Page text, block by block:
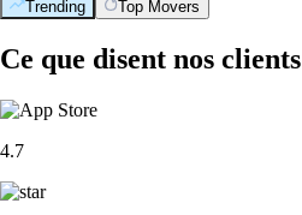
Trending Top Movers
Ce que disent nos clients
4.7